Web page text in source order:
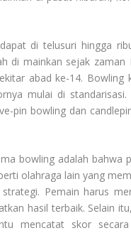
di telusuri hingga
di mainkan sejak
abad ke-14.
mulai di
pin bowling dan
bowling adalah bahwa
olahraga lain yang
Pemain harus
hasil terbaik. Selain
mencatat skor